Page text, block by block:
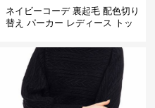
ネイビーコーデ 裏起毛 配色切り
替え パーカー レディース トッ